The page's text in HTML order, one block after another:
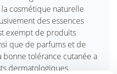
cosmétique naturelle
des essences
exempt de produits
que de parfums et de
bonne tolérance cutanée a
dermatologiques.